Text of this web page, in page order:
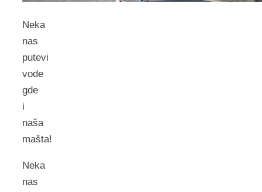
Neka
nas
putevi
vode
gde
i
naša
mašta!
Neka
nas